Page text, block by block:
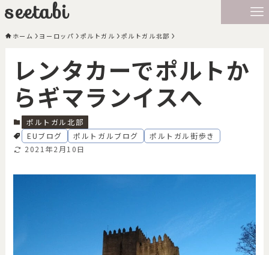
seetabi
ホーム ヨーロッパ ポルトガル ポルトガル北部
レンタカーでポルトか
らギマランイスへ
ポルトガル北部
EUブログ
ポルトガルブログ
ポルトガル街歩き
2021年2月10日